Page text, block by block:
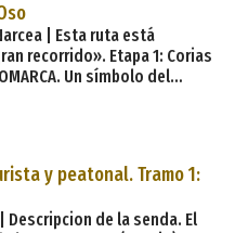
| Esta ruta está
recorrido». Etapa 1: Corias
Un símbolo del
del Narcea es el
trazado se verán restos
y peatonal. Tramo 1:
de la senda. El